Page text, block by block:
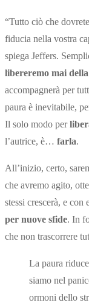
“Tutto ciò che
fiducia nella vostra
spiega Jeffers.
libereremo mai
accompagnerà per
paura è inevitabile,
Il solo modo per
l’autrice, è… farla.
All’inizio, certo,
che avremo agito,
stessi crescerà, e con
per nuove sfide. In
che non trascorrere
La paura
siamo nel
ormoni dello